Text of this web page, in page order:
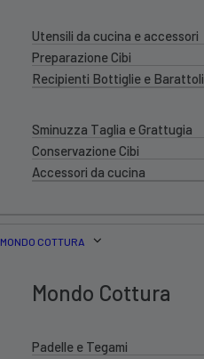
Utensili da cucina e accessori
Preparazione Cibi
Recipienti Bottiglie e Barattoli
Sminuzza Taglia e Grattugia
Conservazione Cibi
Accessori da cucina
MONDO COTTURA
Mondo Cottura
Padelle e Tegami